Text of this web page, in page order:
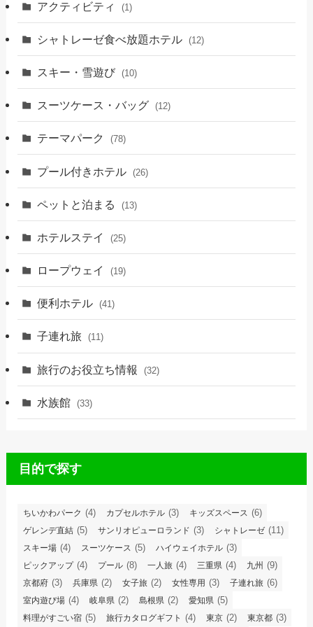
アクティビティ (1)
シャトレーゼ食べ放題ホテル (12)
スキー・雪遊び (10)
スーツケース・バッグ (12)
テーマパーク (78)
プール付きホテル (26)
ペットと泊まる (13)
ホテルステイ (25)
ロープウェイ (19)
便利ホテル (41)
子連れ旅 (11)
旅行のお役立ち情報 (32)
水族館 (33)
目的で探す
ちいかわパーク (4) カプセルホテル (3) キッズスペース (6)
ゲレンデ直結 (5) サンリオピューロランド (3) シャトレーゼ (11)
スキー場 (4) スーツケース (5) ハイウェイホテル (3)
ピックアップ(4) プール (8) 一人旅 (4) 三重県 (4) 九州 (9)
京都府 (3) 兵庫県 (2) 女子旅 (2) 女性専用 (3) 子連れ旅 (6)
室内遊び場 (4) 岐阜県 (2) 島根県 (2) 愛知県 (5)
料理がすごい宿 (5) 旅行カタログギフト (4) 東京 (2) 東京都 (3)